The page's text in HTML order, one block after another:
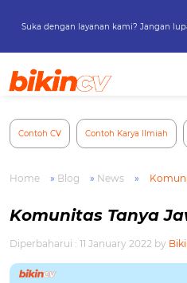
Suka dengan layanan kami? Jangan
content
Contoh CV Contoh Karya Ilmiah
Home » Blog » News »
Komunitas Tanya
Diperbaharui : 11 January 2022 by